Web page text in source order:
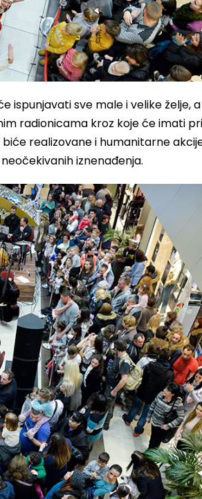
ispunjavati sve male i velike želje, a
radionicama kroz koje će imati
biće realizovane i humanitarne
iznenađenja.